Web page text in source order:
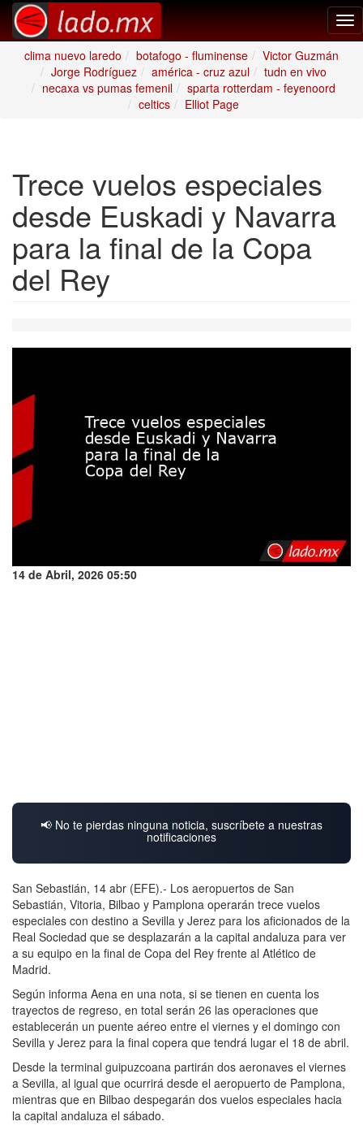
clima nuevo laredo
botafogo - fluminense
Victor Guzmán
Jorge Rodríguez
américa - cruz azul
tudn en vivo
necaxa vs pumas femenil
sparta rotterdam - feyenoord
celtics
Elliot Page
Trece vuelos especiales
desde Euskadi y Navarra
para la final de la Copa
del Rey
14 de Abril, 2026 05:50
📢 No te pierdas ninguna noticia, suscríbete a nuestras
notificaciones
San Sebastián, 14 abr (EFE).- Los aeropuertos de San
Sebastián, Vitoria, Bilbao y Pamplona operarán trece vuelos
especiales con destino a Sevilla y Jerez para los aficionados de la
Real Sociedad que se desplazarán a la capital andaluza para ver
a su equipo en la final de Copa del Rey frente al Atlético de
Madrid.
Según informa Aena en una nota, si se tienen en cuenta los
trayectos de regreso, en total serán 26 las operaciones que
establecerán un puente aéreo entre el viernes y el domingo con
Sevilla y Jerez para la final copera que tendrá lugar el 18 de abril.
Desde la terminal guipuzcoana partirán dos aeronaves el viernes
a Sevilla, al igual que ocurrirá desde el aeropuerto de Pamplona,
mientras que en Bilbao despegarán dos vuelos especiales hacia
la capital andaluza el sábado.